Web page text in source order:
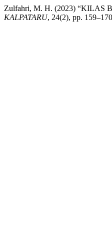
Zulfahri, M. H. (2023)
KALPATARU, 24(2), pp.